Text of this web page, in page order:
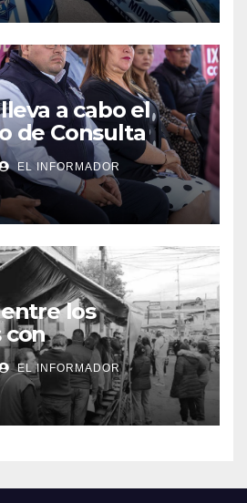
a cabo el
de Consulta
EL INFORMADOR
los
con
en el servicio de
EL INFORMADOR